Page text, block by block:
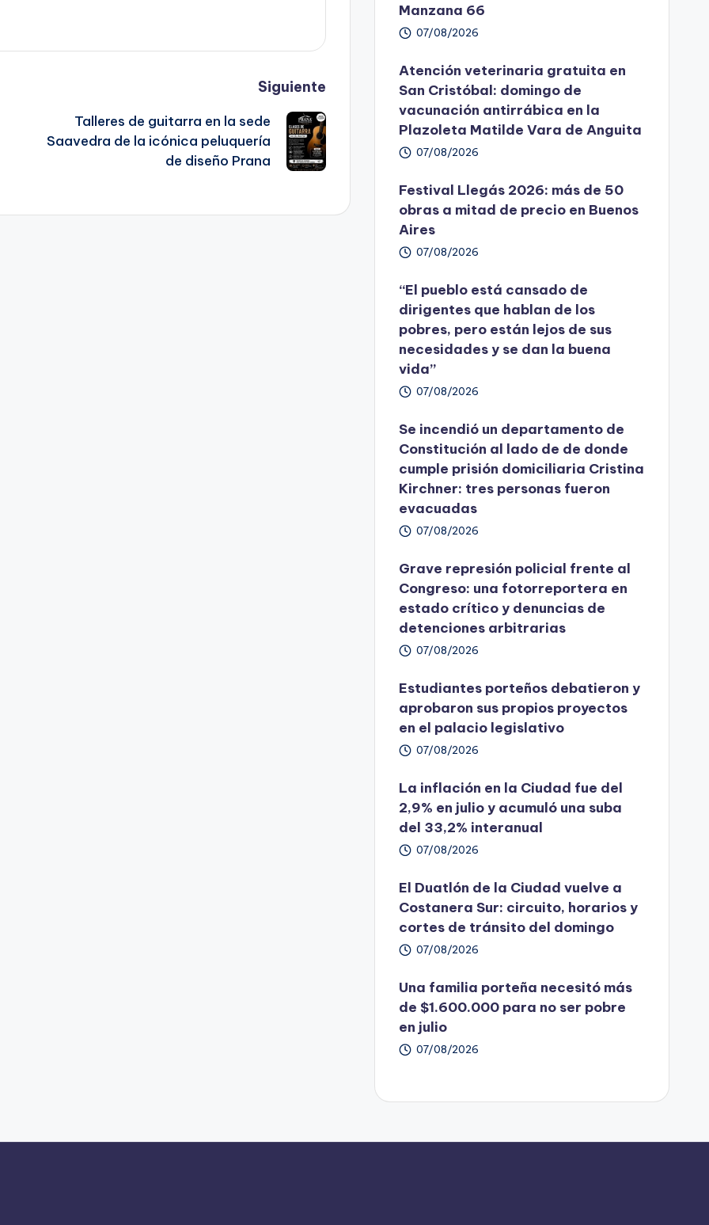
Siguiente
Talleres de guitarra en la sede
Saavedra de la icónica peluquería
de diseño Prana
Manzana 66
07/08/2026
Atención veterinaria gratuita en
San Cristóbal: domingo de
vacunación antirrábica en la
Plazoleta Matilde Vara de Anguita
07/08/2026
Festival Llegás 2026: más de 50
obras a mitad de precio en Buenos
Aires
07/08/2026
“El pueblo está cansado de
dirigentes que hablan de los
pobres, pero están lejos de sus
necesidades y se dan la buena
vida”
07/08/2026
Se incendió un departamento de
Constitución al lado de de donde
cumple prisión domiciliaria Cristina
Kirchner: tres personas fueron
evacuadas
07/08/2026
Grave represión policial frente al
Congreso: una fotorreportera en
estado crítico y denuncias de
detenciones arbitrarias
07/08/2026
Estudiantes porteños debatieron y
aprobaron sus propios proyectos
en el palacio legislativo
07/08/2026
La inflación en la Ciudad fue del
2,9% en julio y acumuló una suba
del 33,2% interanual
07/08/2026
El Duatlón de la Ciudad vuelve a
Costanera Sur: circuito, horarios y
cortes de tránsito del domingo
07/08/2026
Una familia porteña necesitó más
de $1.600.000 para no ser pobre
en julio
07/08/2026